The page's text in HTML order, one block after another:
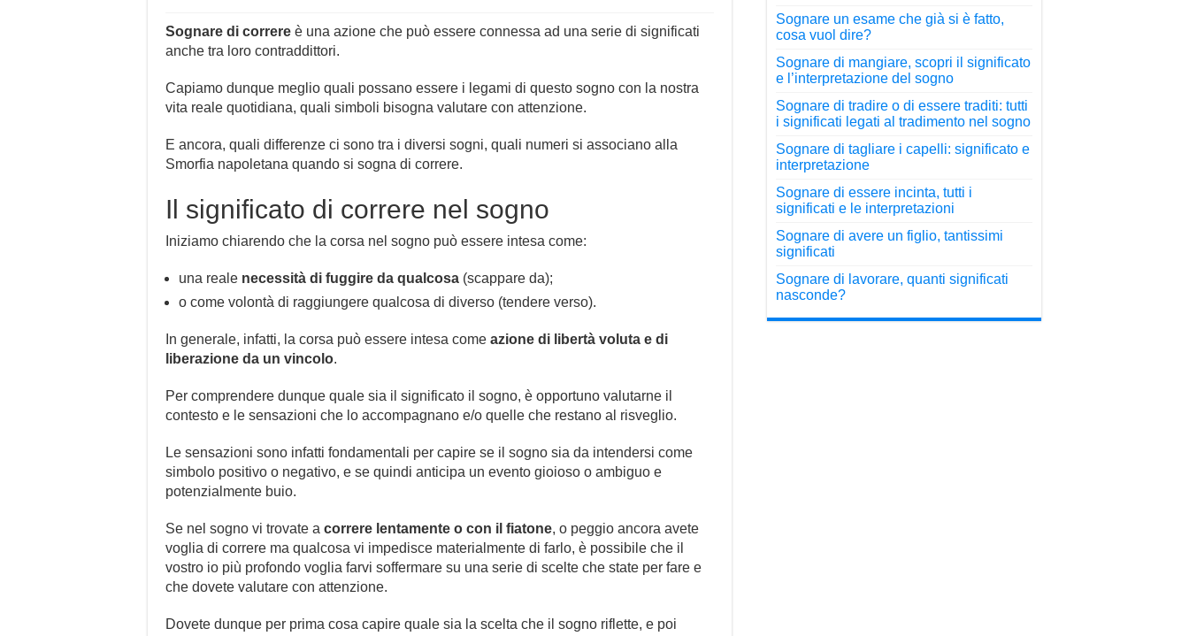
Sognare di correre è una azione che può essere connessa ad una serie di significati
anche tra loro contraddittori.
Capiamo dunque meglio quali possano essere i legami di questo sogno con la nostra
vita reale quotidiana, quali simboli bisogna valutare con attenzione.
E ancora, quali differenze ci sono tra i diversi sogni, quali numeri si associano alla
Smorfia napoletana quando si sogna di correre.
Il significato di correre nel sogno
Iniziamo chiarendo che la corsa nel sogno può essere intesa come:
una reale necessità di fuggire da qualcosa (scappare da);
o come volontà di raggiungere qualcosa di diverso (tendere verso).
In generale, infatti, la corsa può essere intesa come azione di libertà voluta e di
liberazione da un vincolo.
Per comprendere dunque quale sia il significato il sogno, è opportuno valutarne il
contesto e le sensazioni che lo accompagnano e/o quelle che restano al risveglio.
Le sensazioni sono infatti fondamentali per capire se il sogno sia da intendersi come
simbolo positivo o negativo, e se quindi anticipa un evento gioioso o ambiguo e
potenzialmente buio.
Se nel sogno vi trovate a correre lentamente o con il fiatone, o peggio ancora avete
voglia di correre ma qualcosa vi impedisce materialmente di farlo, è possibile che il
vostro io più profondo voglia farvi soffermare su una serie di scelte che state per fare e
che dovete valutare con attenzione.
Dovete dunque per prima cosa capire quale sia la scelta che il sogno riflette, e poi
Sognare un esame che già si è fatto,
cosa vuol dire?
Sognare di mangiare, scopri il significato
e l’interpretazione del sogno
Sognare di tradire o di essere traditi: tutti
i significati legati al tradimento nel sogno
Sognare di tagliare i capelli: significato e
interpretazione
Sognare di essere incinta, tutti i
significati e le interpretazioni
Sognare di avere un figlio, tantissimi
significati
Sognare di lavorare, quanti significati
nasconde?